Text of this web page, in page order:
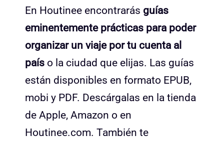
En Houtinee encontrarás guías
eminentemente prácticas para poder
organizar un viaje por tu cuenta al
país o la ciudad que elijas. Las guías
están disponibles en formato EPUB,
mobi y PDF. Descárgalas en la tienda
de Apple, Amazon o en
Houtinee.com. También te